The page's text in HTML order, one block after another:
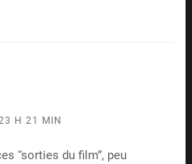
H 21 MIN
“sorties du film”, peu